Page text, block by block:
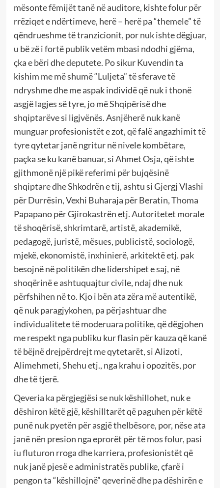
mësonte fëmijët tanë në auditore, kishte folur për
rrëziqet e ndërtimeve, herë – herë pa “themele” të
qëndrueshme të tranzicionit, por nuk ishte dëgjuar,
u bë zë i fortë publik vetëm mbasi ndodhi gjëma,
çka e bëri dhe deputete. Po sikur Kuvendin ta
kishim me më shumë “Luljeta” të sferave të
ndryshme dhe me aspak individë që nuk i thonë
asgjë lagjes së tyre, jo më Shqipërisë dhe
shqiptarëve si ligjvënës. Asnjëherë nuk kanë
munguar profesionistët e zot, që falë angazhimit të
tyre qytetar janë ngritur në nivele kombëtare,
paçka se ku kanë banuar, si Ahmet Osja, që ishte
gjithmonë një pikë referimi për bujqësinë
shqiptare dhe Shkodrën e tij, ashtu si Gjergj Vlashi
për Durrësin, Vexhi Buharaja për Beratin, Thoma
Papapano për Gjirokastrën etj. Autoritetet morale
të shoqërisë, shkrimtarë, artistë, akademikë,
pedagogë, juristë, mësues, publicistë, sociologë,
mjekë, ekonomistë, inxhinierë, arkitektë etj. pak
besojnë në politikën dhe lidershipet e saj, në
shoqërinë e ashtuquajtur civile, ndaj dhe nuk
përfshihen në to. Kjo i bën ata zëra më autentikë,
që nuk paragjykohen, pa përjashtuar dhe
individualitete të moderuara politike, që dëgjohen
me respekt nga publiku kur flasin për kauza që kanë
të bëjnë drejpërdrejt me qytetarët, si Alizoti,
Alimehmeti, Shehu etj., nga krahu i opozitës, por
dhe të tjerë.
Qeveria ka përgjegjësi se nuk këshillohet, nuk e
dëshiron këtë gjë, këshilltarët që paguhen për këtë
punë nuk pyetën për asgjë thelbësore, por, nëse ata
janë nën presion nga eprorët për të mos folur, pasi
iu fluturon rroga dhe karriera, profesionistët që
nuk janë pjesë e administratës publike, çfarë i
pengon ta “këshillojnë” qeverinë dhe pa dëshirën e